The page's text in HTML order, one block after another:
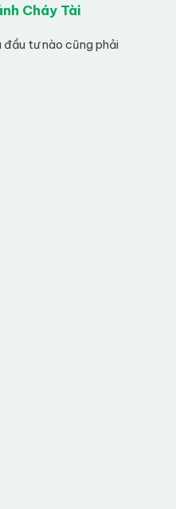
Cháy Tài
tư nào cũng phải